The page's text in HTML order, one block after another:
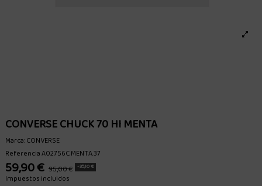
CONVERSE CHUCK 70 HI MENTA
Marca:CONVERSE
ReferenciaA02756C.MENTA.37
59,90 € 95,00 € -35,10 €
Impuestos incluidos